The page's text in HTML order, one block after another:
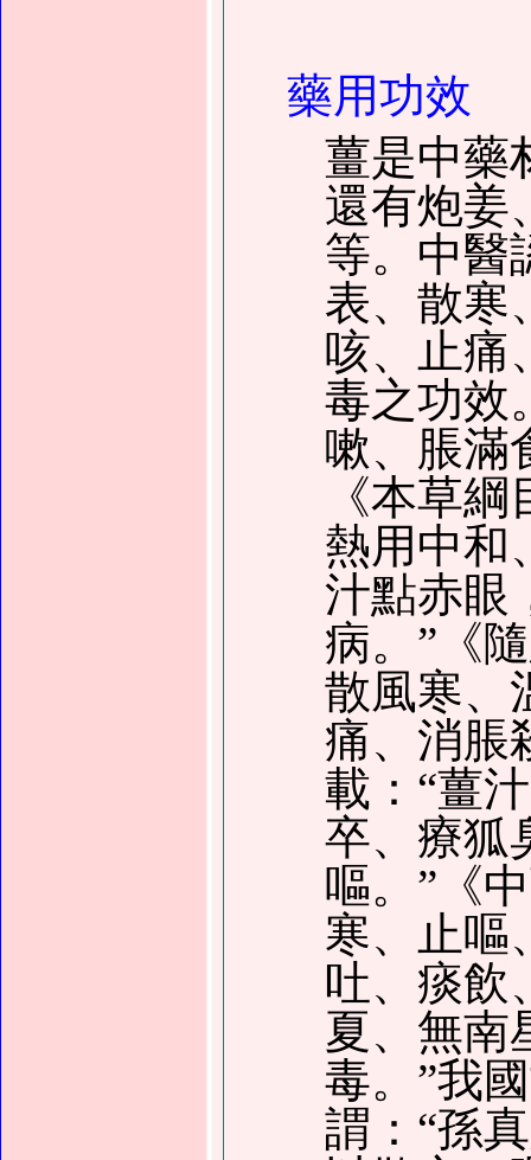
藥用功效
薑是中藥
還有炮姜
等。中醫
表、散寒
咳、止痛
毒之功效
嗽、脹滿
《本草
熱用中和
汁點赤眼
病。”《
散風寒、
痛、消脹
載：“薑
卒、療狐
嘔。”《
寒、止嘔
吐、痰飲
夏、無南
毒。”我
謂：“孫